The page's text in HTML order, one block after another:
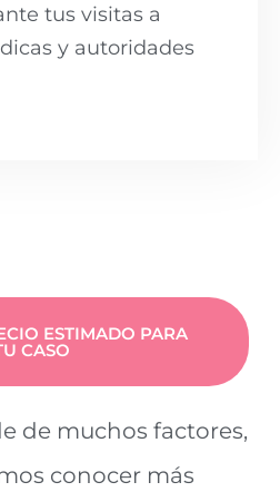
tus visitas a
y autoridades
ESTIMADO PARA
CASO
de muchos factores,
conocer más